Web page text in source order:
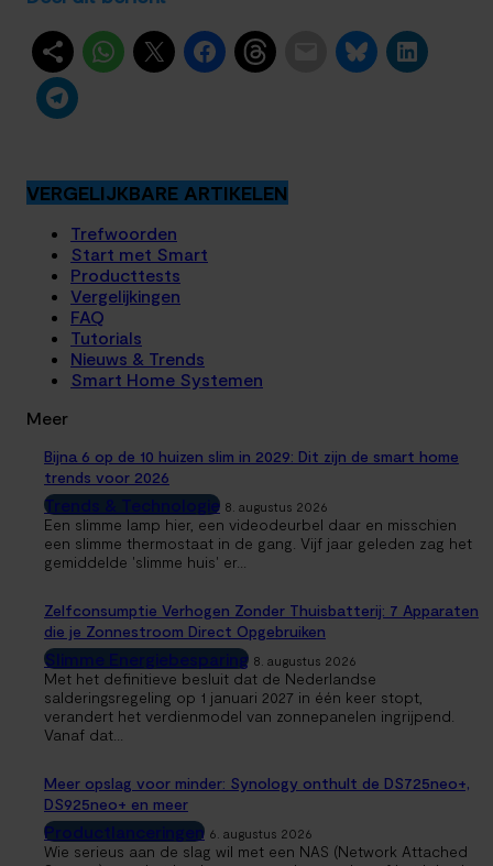
VERGELIJKBARE ARTIKELEN
Trefwoorden
Start met Smart
Producttests
Vergelijkingen
FAQ
Tutorials
Nieuws & Trends
Smart Home Systemen
Meer
Bijna 6 op de 10 huizen slim in 2029: Dit zijn de smart home
trends voor 2026
Trends & Technologie 8. augustus 2026
Een slimme lamp hier, een videodeurbel daar en misschien
een slimme thermostaat in de gang. Vijf jaar geleden zag het
gemiddelde 'slimme huis' er...
Zelfconsumptie Verhogen Zonder Thuisbatterij: 7 Apparaten
die je Zonnestroom Direct Opgebruiken
Slimme Energiebesparing 8. augustus 2026
Met het definitieve besluit dat de Nederlandse
salderingsregeling op 1 januari 2027 in één keer stopt,
verandert het verdienmodel van zonnepanelen ingrijpend.
Vanaf dat...
Meer opslag voor minder: Synology onthult de DS725neo+,
DS925neo+ en meer
Productlanceringen 6. augustus 2026
Wie serieus aan de slag wil met een NAS (Network Attached